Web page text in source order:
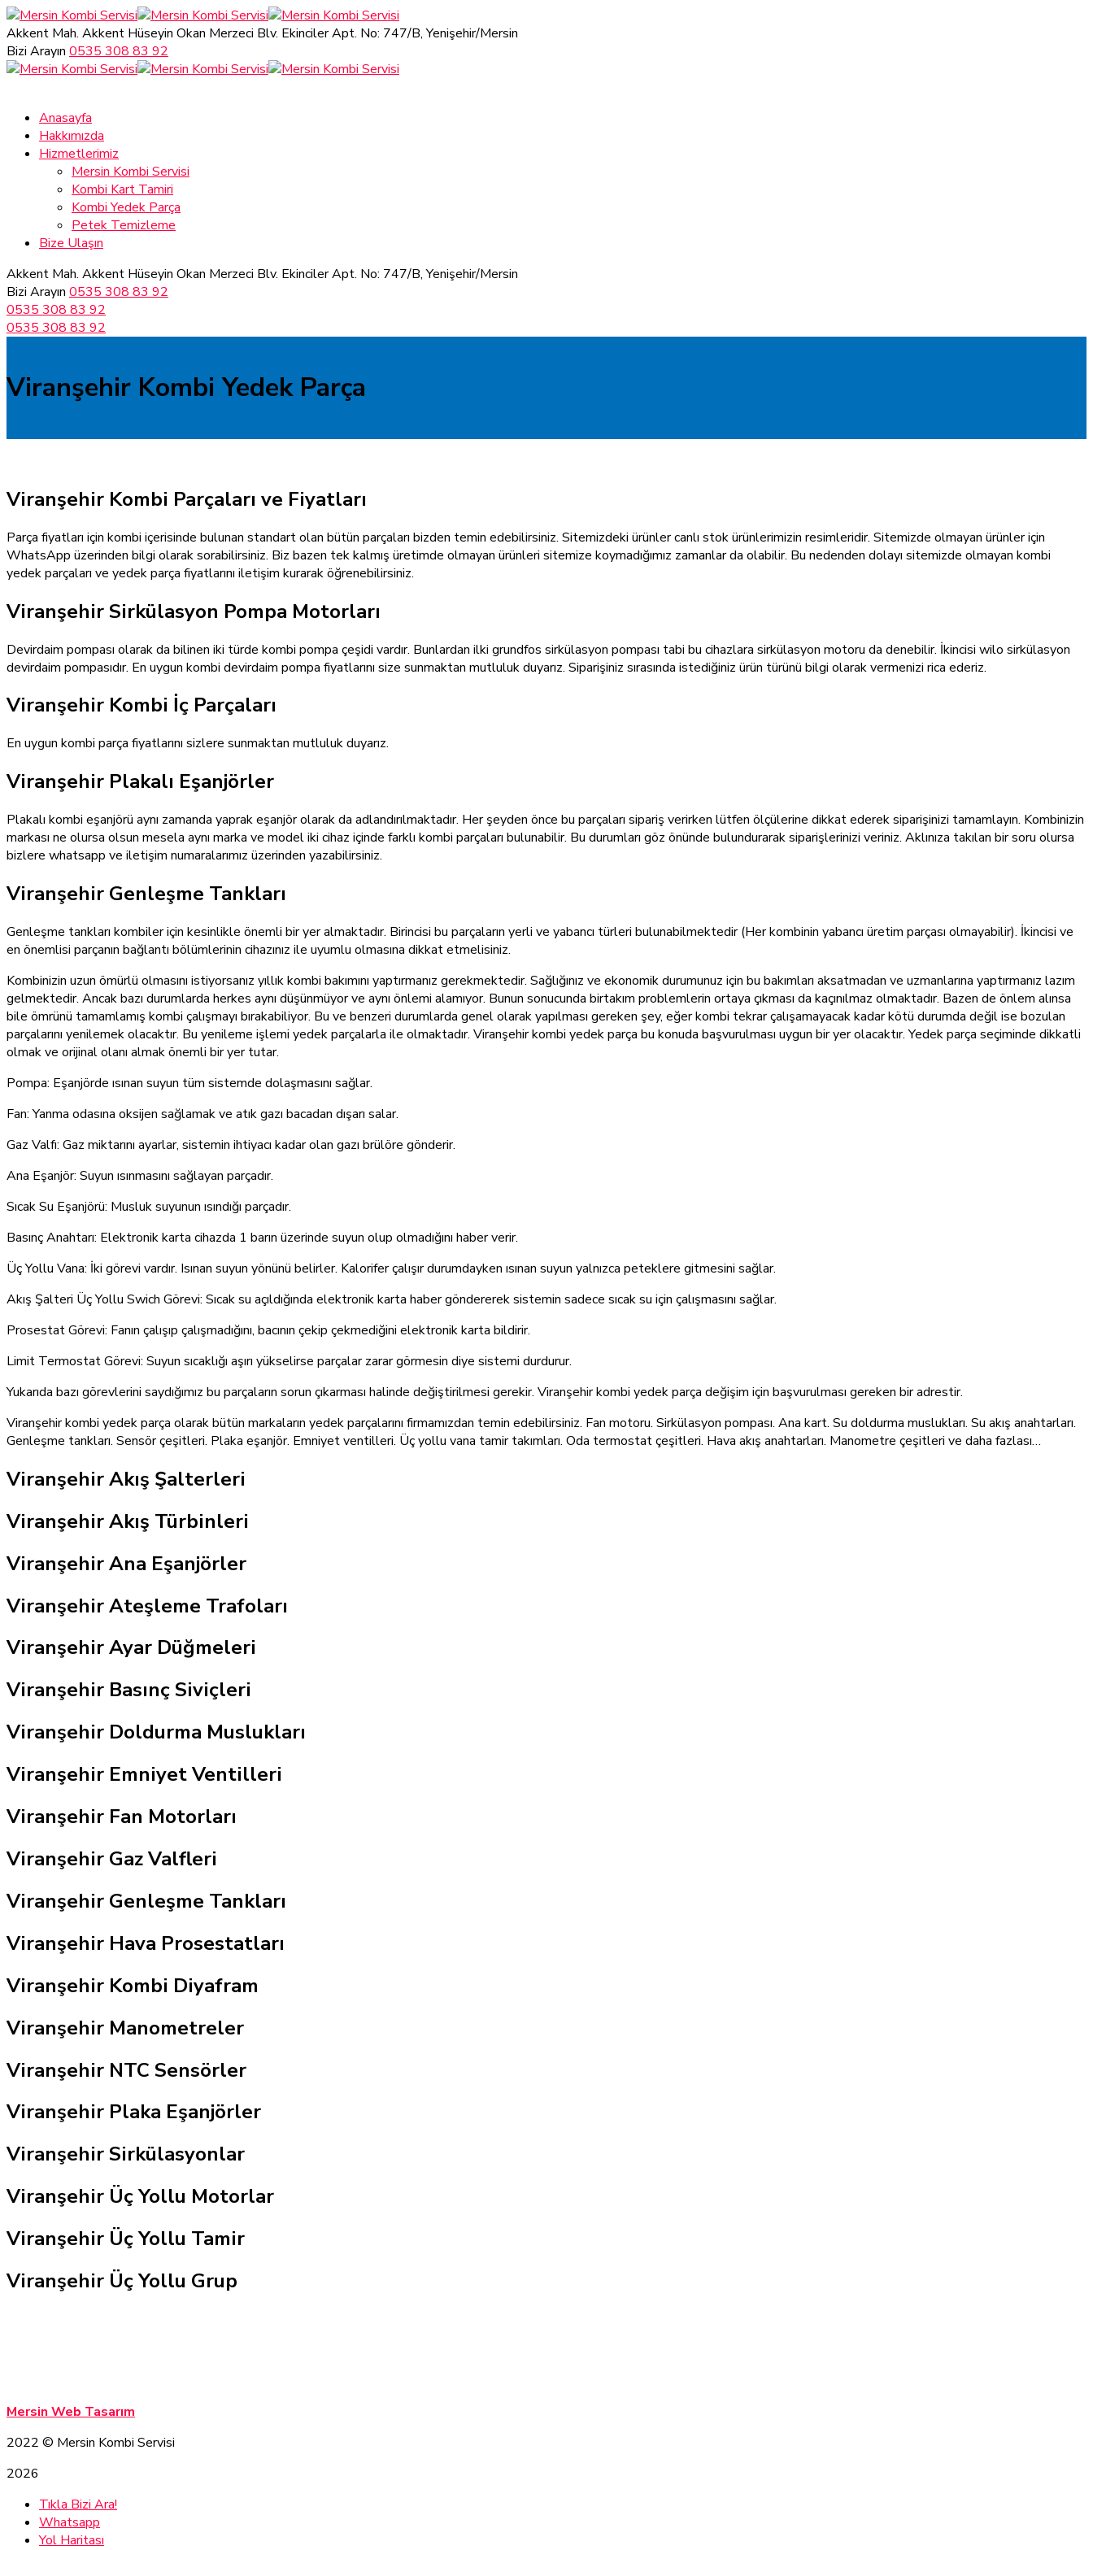
Akkent Mah. Akkent Hüseyin Okan Merzeci Blv. Ekinciler Apt. No: 747/B, Yenişehir/Mersin
Bizi Arayın 0535 308 83 92
Anasayfa
Hakkımızda
Hizmetlerimiz
Mersin Kombi Servisi
Kombi Kart Tamiri
Kombi Yedek Parça
Petek Temizleme
Bize Ulaşın
Akkent Mah. Akkent Hüseyin Okan Merzeci Blv. Ekinciler Apt. No: 747/B, Yenişehir/Mersin
Bizi Arayın 0535 308 83 92
0535 308 83 92
0535 308 83 92
Viranşehir Kombi Yedek Parça
Viranşehir Kombi Parçaları ve Fiyatları
Parça fiyatları için kombi içerisinde bulunan standart olan bütün parçaları bizden temin edebilirsiniz. Sitemizdeki ürünler canlı stok ürünlerimizin resimleridir. Sitemizde olmayan ürünler için
WhatsApp üzerinden bilgi olarak sorabilirsiniz. Biz bazen tek kalmış üretimde olmayan ürünleri sitemize koymadığımız zamanlar da olabilir. Bu nedenden dolayı sitemizde olmayan kombi
yedek parçaları ve yedek parça fiyatlarını iletişim kurarak öğrenebilirsiniz.
Viranşehir Sirkülasyon Pompa Motorları
Devirdaim pompası olarak da bilinen iki türde kombi pompa çeşidi vardır. Bunlardan ilki grundfos sirkülasyon pompası tabi bu cihazlara sirkülasyon motoru da denebilir. İkincisi wilo sirkülasyon
devirdaim pompasıdır. En uygun kombi devirdaim pompa fiyatlarını size sunmaktan mutluluk duyarız. Siparişiniz sırasında istediğiniz ürün türünü bilgi olarak vermenizi rica ederiz.
Viranşehir Kombi İç Parçaları
En uygun kombi parça fiyatlarını sizlere sunmaktan mutluluk duyarız.
Viranşehir Plakalı Eşanjörler
Plakalı kombi eşanjörü aynı zamanda yaprak eşanjör olarak da adlandırılmaktadır. Her şeyden önce bu parçaları sipariş verirken lütfen ölçülerine dikkat ederek siparişinizi tamamlayın. Kombinizin
markası ne olursa olsun mesela aynı marka ve model iki cihaz içinde farklı kombi parçaları bulunabilir. Bu durumları göz önünde bulundurarak siparişlerinizi veriniz. Aklınıza takılan bir soru olursa
bizlere whatsapp ve iletişim numaralarımız üzerinden yazabilirsiniz.
Viranşehir Genleşme Tankları
Genleşme tankları kombiler için kesinlikle önemli bir yer almaktadır. Birincisi bu parçaların yerli ve yabancı türleri bulunabilmektedir (Her kombinin yabancı üretim parçası olmayabilir). İkincisi ve
en önemlisi parçanın bağlantı bölümlerinin cihazınız ile uyumlu olmasına dikkat etmelisiniz.
Kombinizin uzun ömürlü olmasını istiyorsanız yıllık kombi bakımını yaptırmanız gerekmektedir. Sağlığınız ve ekonomik durumunuz için bu bakımları aksatmadan ve uzmanlarına yaptırmanız lazım
gelmektedir. Ancak bazı durumlarda herkes aynı düşünmüyor ve aynı önlemi alamıyor. Bunun sonucunda birtakım problemlerin ortaya çıkması da kaçınılmaz olmaktadır. Bazen de önlem alınsa
bile ömrünü tamamlamış kombi çalışmayı bırakabiliyor. Bu ve benzeri durumlarda genel olarak yapılması gereken şey, eğer kombi tekrar çalışamayacak kadar kötü durumda değil ise bozulan
parçalarını yenilemek olacaktır. Bu yenileme işlemi yedek parçalarla ile olmaktadır. Viranşehir kombi yedek parça bu konuda başvurulması uygun bir yer olacaktır. Yedek parça seçiminde dikkatli
olmak ve orijinal olanı almak önemli bir yer tutar.
Pompa: Eşanjörde ısınan suyun tüm sistemde dolaşmasını sağlar.
Fan: Yanma odasına oksijen sağlamak ve atık gazı bacadan dışarı salar.
Gaz Valfı: Gaz miktarını ayarlar, sistemin ihtiyacı kadar olan gazı brülöre gönderir.
Ana Eşanjör: Suyun ısınmasını sağlayan parçadır.
Sıcak Su Eşanjörü: Musluk suyunun ısındığı parçadır.
Basınç Anahtarı: Elektronik karta cihazda 1 barın üzerinde suyun olup olmadığını haber verir.
Üç Yollu Vana: İki görevi vardır. Isınan suyun yönünü belirler. Kalorifer çalışır durumdayken ısınan suyun yalnızca peteklere gitmesini sağlar.
Akış Şalteri Üç Yollu Swich Görevi: Sıcak su açıldığında elektronik karta haber göndererek sistemin sadece sıcak su için çalışmasını sağlar.
Prosestat Görevi: Fanın çalışıp çalışmadığını, bacının çekip çekmediğini elektronik karta bildirir.
Limit Termostat Görevi: Suyun sıcaklığı aşırı yükselirse parçalar zarar görmesin diye sistemi durdurur.
Yukarıda bazı görevlerini saydığımız bu parçaların sorun çıkarması halinde değiştirilmesi gerekir. Viranşehir kombi yedek parça değişim için başvurulması gereken bir adrestir.
Viranşehir kombi yedek parça olarak bütün markaların yedek parçalarını firmamızdan temin edebilirsiniz. Fan motoru. Sirkülasyon pompası. Ana kart. Su doldurma muslukları. Su akış anahtarları.
Genleşme tankları. Sensör çeşitleri. Plaka eşanjör. Emniyet ventilleri. Üç yollu vana tamir takımları. Oda termostat çeşitleri. Hava akış anahtarları. Manometre çeşitleri ve daha fazlası…
Viranşehir Akış Şalterleri
Viranşehir Akış Türbinleri
Viranşehir Ana Eşanjörler
Viranşehir Ateşleme Trafoları
Viranşehir Ayar Düğmeleri
Viranşehir Basınç Siviçleri
Viranşehir Doldurma Muslukları
Viranşehir Emniyet Ventilleri
Viranşehir Fan Motorları
Viranşehir Gaz Valfleri
Viranşehir Genleşme Tankları
Viranşehir Hava Prosestatları
Viranşehir Kombi Diyafram
Viranşehir Manometreler
Viranşehir NTC Sensörler
Viranşehir Plaka Eşanjörler
Viranşehir Sirkülasyonlar
Viranşehir Üç Yollu Motorlar
Viranşehir Üç Yollu Tamir
Viranşehir Üç Yollu Grup
Mersin Web Tasarım
2022 © Mersin Kombi Servisi
2026
Tıkla Bizi Ara!
Whatsapp
Yol Haritası